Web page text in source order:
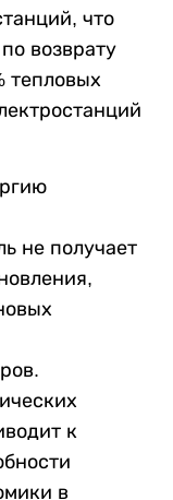
что
возврату
тепловых
не получает
к
в